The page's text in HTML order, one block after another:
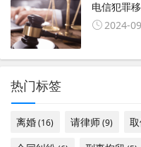
电信犯罪
2024-
热门标签
离婚(16) 请律师(9)